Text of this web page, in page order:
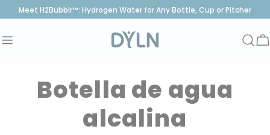
saltar
contenido
Meet H2Bubblr™: Hydrogen Water for Any Bottle, Cup or Pitcher
Botella de agua
alcalina